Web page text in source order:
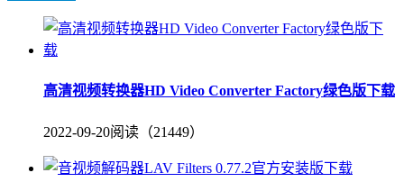
高清视频转换器HD Video Converter Factory绿色版下载
2022-09-20阅读（21449）